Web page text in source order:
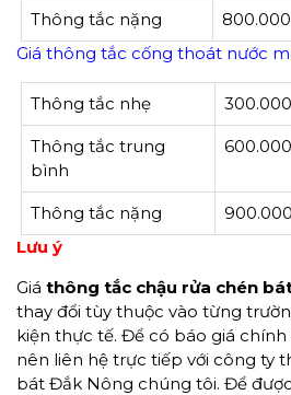
Thông tắc nặng
Giá thông tắc cống thoát nước
Thông tắc nhẹ
Thông tắc trung
bình
Thông tắc nặng
Lưu ý
Giá thông tắc chậu rửa chén
thay đổi tùy thuộc vào từng
kiện thực tế. Để có báo giá
nên liên hệ trực tiếp với công ty
bát Đắk Nông chúng tôi. Để